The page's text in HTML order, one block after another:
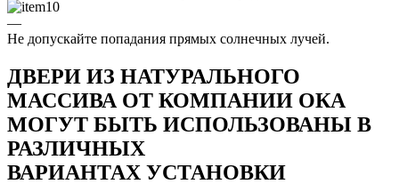
—
Не допускайте попадания прямых солнечных лучей.
ДВЕРИ ИЗ НАТУРАЛЬНОГО
МАССИВА ОТ КОМПАНИИ ОКА
МОГУТ БЫТЬ ИСПОЛЬЗОВАНЫ В
РАЗЛИЧНЫХ
ВАРИАНТАХ УСТАНОВКИ